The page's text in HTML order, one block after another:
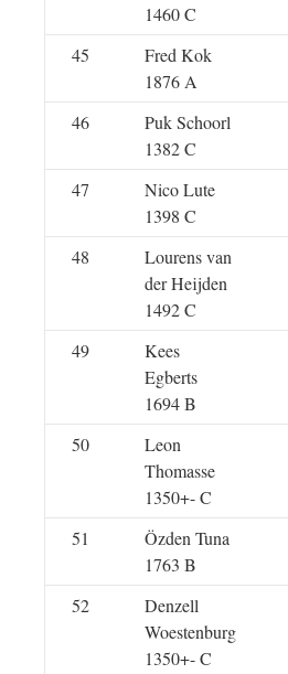
1460 C
45
Fred Kok
1876 A
46
Puk Schoorl
1382 C
47
Nico Lute
1398 C
48
Lourens van
der Heijden
1492 C
49
Kees
Egberts
1694 B
50
Leon
Thomasse
1350+- C
51
Özden Tuna
1763 B
52
Denzell
Woestenburg
1350+- C